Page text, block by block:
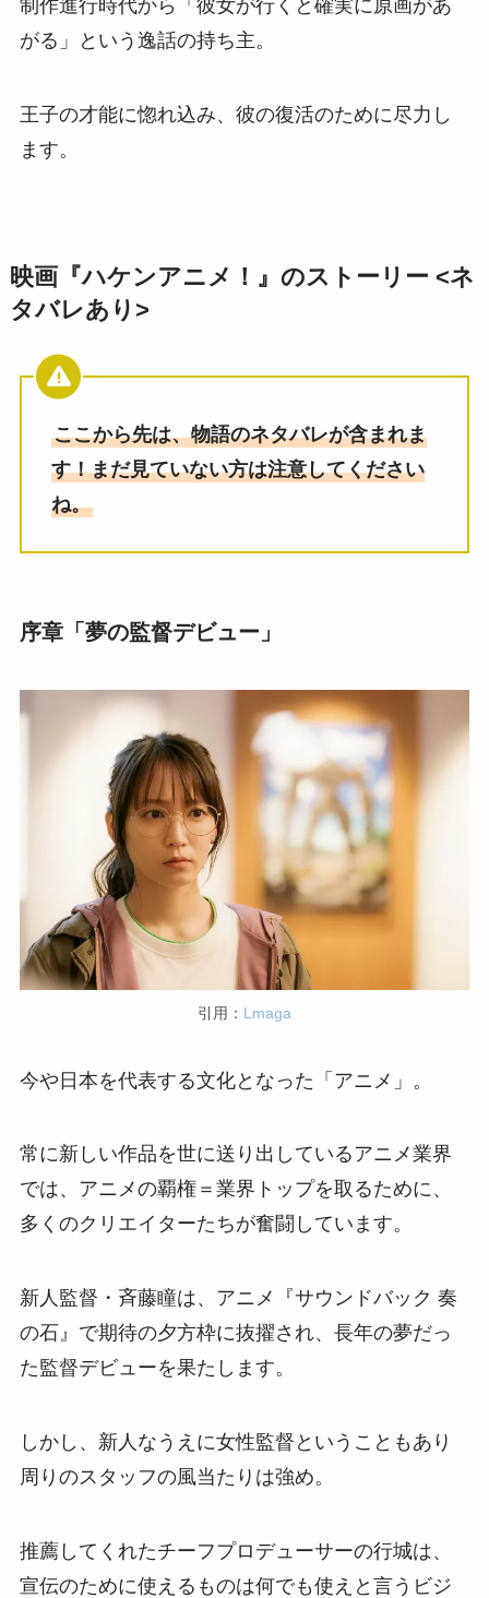
制作進行時代から「彼女が行くと確実に原画があ
がる」という逸話の持ち主。
王子の才能に惚れ込み、彼の復活のために尽力し
ます。
映画『ハケンアニメ！』のストーリー <ネ
タバレあり>
ここから先は、物語のネタバレが含まれま
す！まだ見ていない方は注意してください
ね。
序章「夢の監督デビュー」
引用： Lmaga
今や日本を代表する文化となった「アニメ」。
常に新しい作品を世に送り出しているアニメ業界
では、アニメの覇権＝業界トップを取るために、
多くのクリエイターたちが奮闘しています。
新人監督・斉藤瞳は、アニメ『サウンドバック 奏
の石』で期待の夕方枠に抜擢され、長年の夢だっ
た監督デビューを果たします。
しかし、新人なうえに女性監督ということもあり
周りのスタッフの風当たりは強め。
推薦してくれたチーフプロデューサーの行城は、
宣伝のために使えるものは何でも使えと言うビジ